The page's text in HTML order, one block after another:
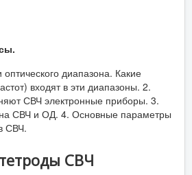
диапазона. Какие
входят в эти диапазоны. 2.
СВЧ электронные приборы. 3.
СВЧ и ОД. 4. Основные параметры
СВЧ.
СВЧ